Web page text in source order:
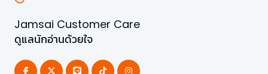
Jamsai Customer Care
ดูแลนักอ่านด้วยใจ